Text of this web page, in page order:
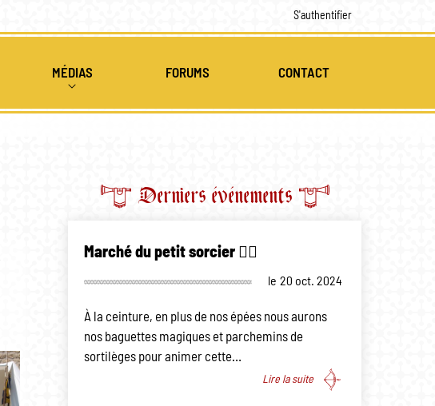
S'authentifier
MÉDIAS FORUMS CONTACT
Derniers événements
Marché du petit sorcier 🧙‍♂️
le 20 oct. 2024
À la ceinture, en plus de nos épées nous aurons
nos baguettes magiques et parchemins de
sortilèges pour animer cette…
Lire la suite